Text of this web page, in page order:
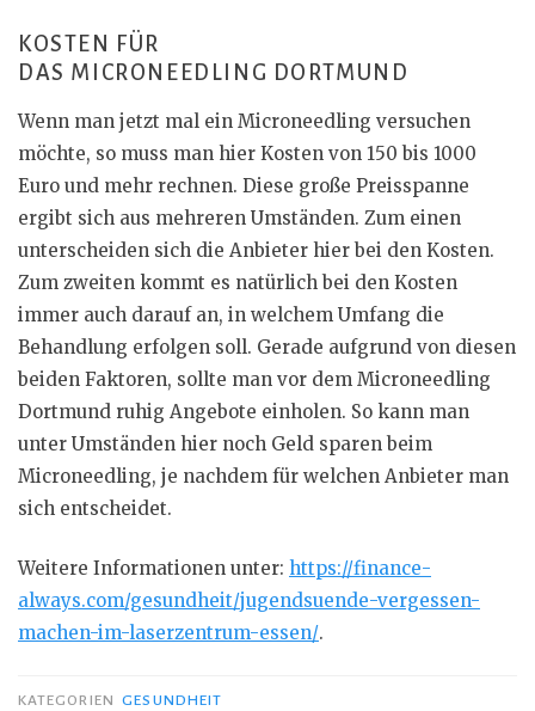
KOSTEN FÜR
DAS MICRONEEDLING DORTMUND
Wenn man jetzt mal ein Microneedling versuchen
möchte, so muss man hier Kosten von 150 bis 1000
Euro und mehr rechnen. Diese große Preisspanne
ergibt sich aus mehreren Umständen. Zum einen
unterscheiden sich die Anbieter hier bei den Kosten.
Zum zweiten kommt es natürlich bei den Kosten
immer auch darauf an, in welchem Umfang die
Behandlung erfolgen soll. Gerade aufgrund von diesen
beiden Faktoren, sollte man vor dem Microneedling
Dortmund ruhig Angebote einholen. So kann man
unter Umständen hier noch Geld sparen beim
Microneedling, je nachdem für welchen Anbieter man
sich entscheidet.
Weitere Informationen unter: https://finance-
always.com/gesundheit/jugendsuende-vergessen-
machen-im-laserzentrum-essen/.
KATEGORIEN GESUNDHEIT